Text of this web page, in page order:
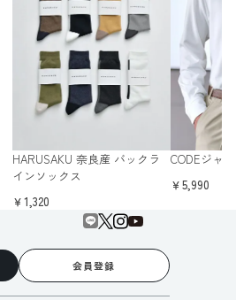
HARUSAKU 奈良産 バックラ
インソックス
￥1,320
CODEジャ
￥5,990
会員登録